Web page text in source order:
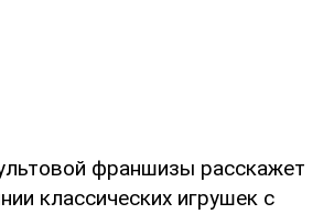
франшизы расскажет
классических игрушек с